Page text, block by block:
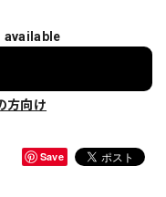
available
方向け
Save